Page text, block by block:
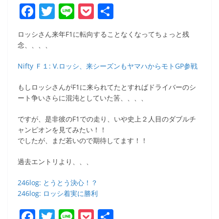
F
a
c
e
b
o
o
k
T
w
itt
er
Li
n
e
P
o
ck
et
有
ロッシさん来年F1に転向することなくなってちょっと残
念、、、、
Nifty Ｆ１: V.ロッシ、来シーズンもヤマハからモトGP参戦
もしロッシさんがF1に来られてたとすればドライバーのシ
ート争いさらに混沌としていた筈、、、、
ですが、是非彼のF1での走り、いや史上２人目のダブルチ
ャンピオンを見てみたい！！
でしたが、まだ若いので期待してます！！
過去エントリより、、、
246log: とうとう決心！？
246log: ロッシ着実に勝利